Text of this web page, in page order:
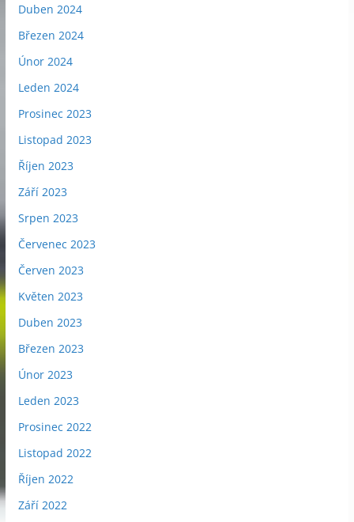
Duben 2024
Březen 2024
Únor 2024
Leden 2024
Prosinec 2023
Listopad 2023
Říjen 2023
Září 2023
Srpen 2023
Červenec 2023
Červen 2023
Květen 2023
Duben 2023
Březen 2023
Únor 2023
Leden 2023
Prosinec 2022
Listopad 2022
Říjen 2022
Září 2022